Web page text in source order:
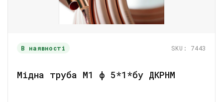
В наявності SKU: 7443
Мідна труба М1 ф 5*1*бу ДКРНМ